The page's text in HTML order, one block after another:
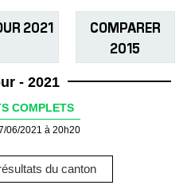
2021
COMPARER
2015
- 2021
COMPLETS
06/2021 à 20h20
du canton